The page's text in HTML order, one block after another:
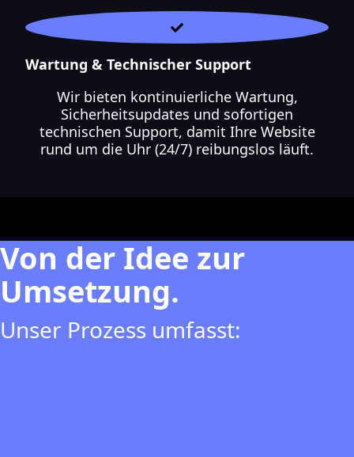
Wartung & Technischer Support
Wir bieten kontinuierliche Wartung,
Sicherheitsupdates und sofortigen
technischen Support, damit Ihre Website
rund um die Uhr (24/7) reibungslos läuft.
Von der Idee zur
Umsetzung.
Unser Prozess umfasst: